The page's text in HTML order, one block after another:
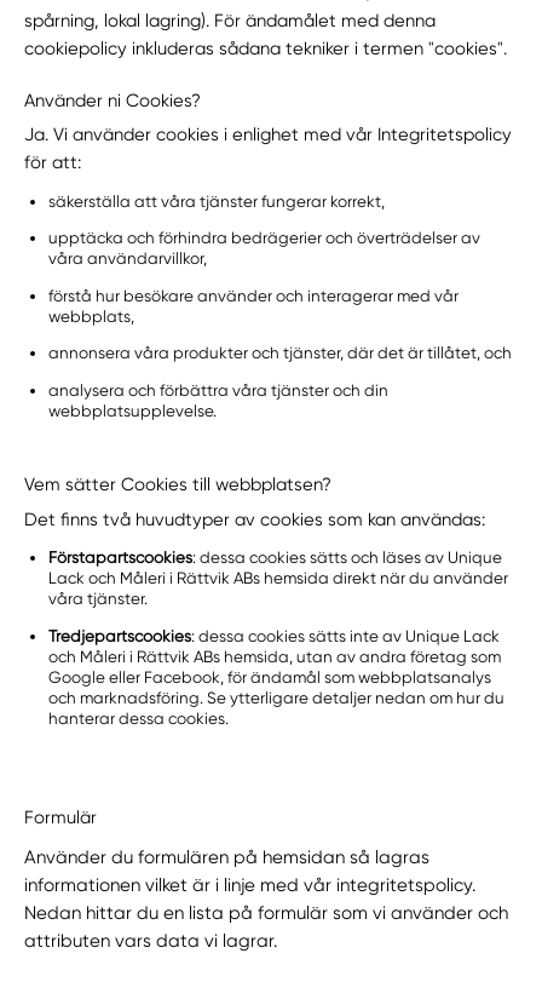
spårning, lokal lagring). För ändamålet med denna
cookiepolicy inkluderas sådana tekniker i termen "cookies".
Använder ni Cookies?
Ja. Vi använder cookies i enlighet med vår Integritetspolicy
för att:
säkerställa att våra tjänster fungerar korrekt,
upptäcka och förhindra bedrägerier och överträdelser av
våra användarvillkor,
förstå hur besökare använder och interagerar med vår
webbplats,
annonsera våra produkter och tjänster, där det är tillåtet, och
analysera och förbättra våra tjänster och din
webbplatsupplevelse.
Vem sätter Cookies till webbplatsen?
Det finns två huvudtyper av cookies som kan användas:
Förstapartscookies: dessa cookies sätts och läses av Unique
Lack och Måleri i Rättvik ABs hemsida direkt när du använder
våra tjänster.
Tredjepartscookies: dessa cookies sätts inte av Unique Lack
och Måleri i Rättvik ABs hemsida, utan av andra företag som
Google eller Facebook, för ändamål som webbplatsanalys
och marknadsföring. Se ytterligare detaljer nedan om hur du
hanterar dessa cookies.
Formulär
Använder du formulären på hemsidan så lagras
informationen vilket är i linje med vår integritetspolicy.
Nedan hittar du en lista på formulär som vi använder och
attributen vars data vi lagrar.